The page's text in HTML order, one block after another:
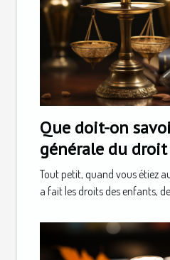
Que doit-on
générale du droit
Tout petit, quand vous étiez
a fait les droits des enfants, de